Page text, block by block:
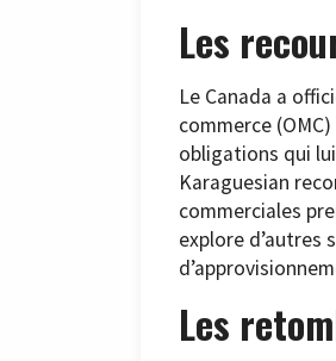
Les
Le Canada a
commerce
obligations qui
Karaguesian
commerciales
explore d’autres
Les